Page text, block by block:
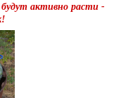
активно расти -